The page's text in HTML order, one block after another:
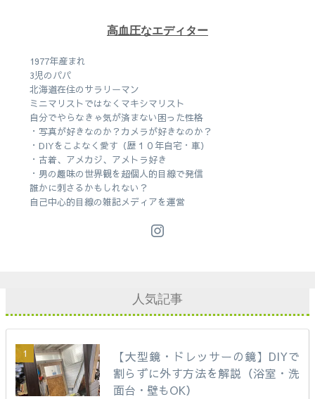
高血圧なエディター
1977年産まれ
3児のパパ
北海道在住のサラリーマン
ミニマリストではなくマキシマリスト
自分でやらなきゃ気が済まない困った性格
・写真が好きなのか？カメラが好きなのか？
・DIYをこよなく愛す（歴１０年自宅・車）
・古着、アメカジ、アメトラ好き
・男の趣味の世界観を超個人的目線で発信
誰かに刺さるかもしれない？
自己中心的目線の雑記メディアを運営
人気記事
【大型鏡・ドレッサーの鏡】DIYで
割らずに外す方法を解説（浴室・洗
面台・壁もOK）